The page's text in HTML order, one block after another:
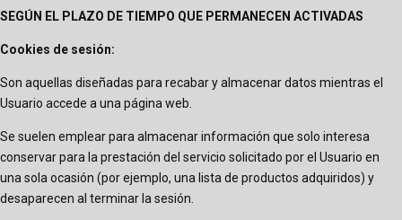
SEGÚN EL PLAZO DE TIEMPO QUE PERMANECEN ACTIVADAS
Cookies de sesión:
Son aquellas diseñadas para recabar y almacenar datos mientras el
Usuario accede a una página web.
Se suelen emplear para almacenar información que solo interesa
conservar para la prestación del servicio solicitado por el Usuario en
una sola ocasión (por ejemplo, una lista de productos adquiridos) y
desaparecen al terminar la sesión.